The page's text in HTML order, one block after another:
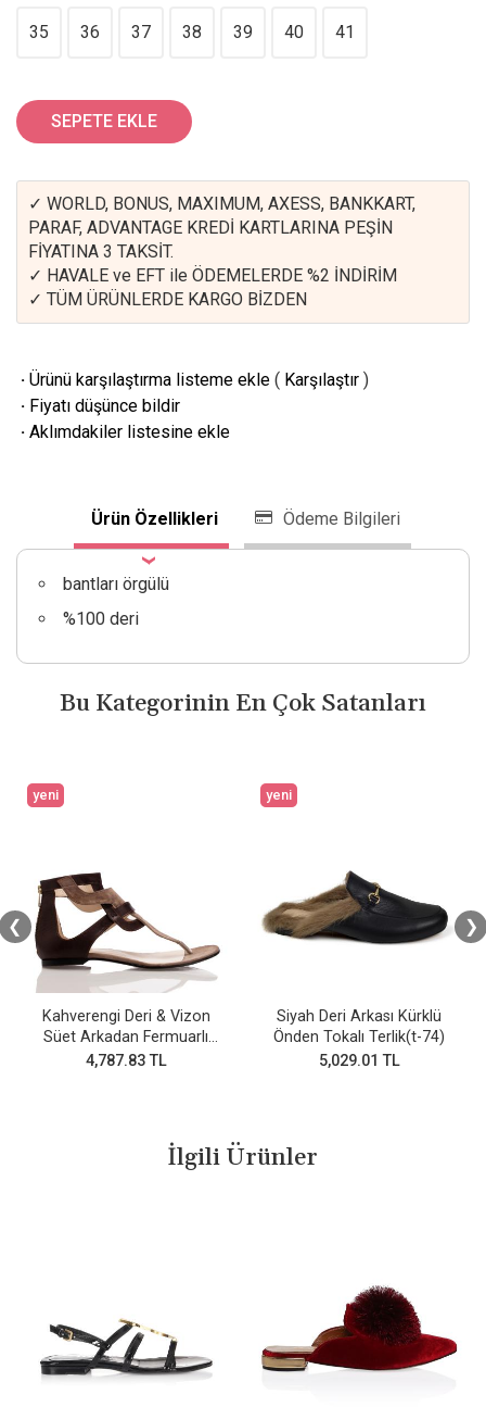
35 36 37 38 39 40 41
SEPETE EKLE
✓ WORLD, BONUS, MAXIMUM, AXESS, BANKKART,
PARAF, ADVANTAGE KREDİ KARTLARINA PEŞİN
FİYATINA 3 TAKSİT.
✓ HAVALE ve EFT ile ÖDEMELERDE %2 İNDİRİM
✓ TÜM ÜRÜNLERDE KARGO BİZDEN
· Ürünü karşılaştırma listeme ekle( Karşılaştır)
· Fiyatı düşünce bildir
· Aklımdakiler listesine ekle
Ürün Özellikleri Ödeme Bilgileri
bantları örgülü
%100 deri
Bu Kategorinin En Çok Satanları
yeni
Kahverengi Deri & Vizon
Süet Arkadan Fermuarlı
Parmak arası sandalet
4,787.83 TL
yeni
Siyah Deri Arkası Kürklü
Önden Tokalı Terlik(t-74)
5,029.01 TL
❮ ❯
İlgili Ürünler